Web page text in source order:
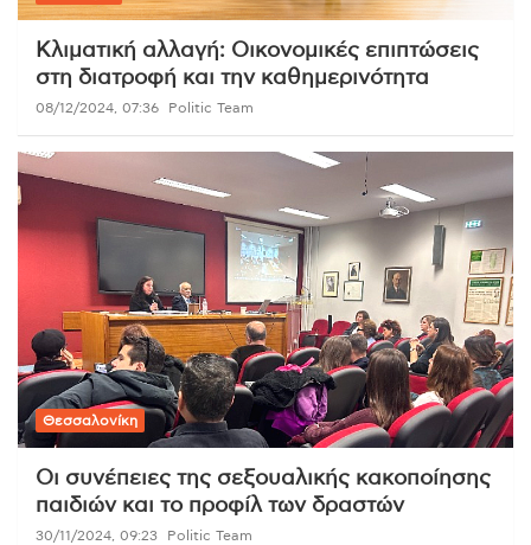
Κλιματική αλλαγή: Οικονομικές επιπτώσεις
στη διατροφή και την καθημερινότητα
08/12/2024, 07:36 Politic Team
Θεσσαλονίκη
Οι συνέπειες της σεξουαλικής κακοποίησης
παιδιών και το προφίλ των δραστών
30/11/2024, 09:23 Politic Team